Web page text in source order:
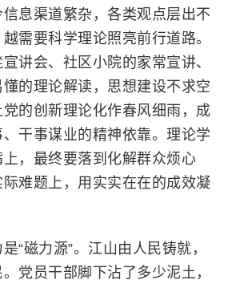
息渠道繁杂，各类观点层出不
需要科学理论照亮前行道路。
讲会、社区小院的家常宣讲、
的理论解读，思想建设不求空
的创新理论化作春风细雨，成
干事谋业的精神依靠。理论学
，最终要落到化解群众烦心
难题上，用实实在在的成效凝
磁力源”。江山由人民铸就，
党员干部脚下沾了多少泥土，